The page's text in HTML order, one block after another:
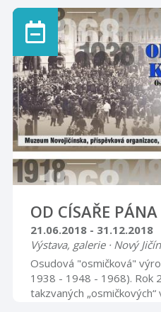
chrámy. Jedná se o
zpřístupní v daných
naší farnosti byl vybrán
Marie. Otevírací doba
2018 a to vždy v sobotu
do 17.00 a v neděli od
otevření kostela budou k
...
OD CÍSAŘE
21.06.2018 - 31.12.2018
Výstava, galerie · Nový Jičín
Osudová "osmičková"
1938 - 1948 - 1968). Rok
takzvaných